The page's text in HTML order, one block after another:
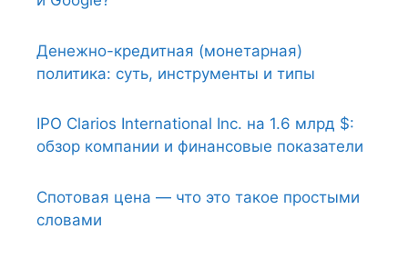
Денежно-кредитная (монетарная)
политика: суть, инструменты и типы
IPO Clarios International Inc. на 1.6 млрд $:
обзор компании и финансовые показатели
Спотовая цена — что это такое простыми
словами